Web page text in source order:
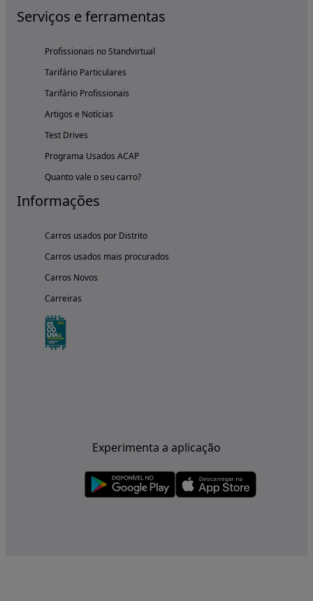
Serviços e ferramentas
Profissionais no Standvirtual
Tarifário Particulares
Tarifário Profissionais
Artigos e Notícias
Test Drives
Programa Usados ACAP
Quanto vale o seu carro?
Informações
Carros usados por Distrito
Carros usados mais procurados
Carros Novos
Carreiras
Experimenta a aplicação